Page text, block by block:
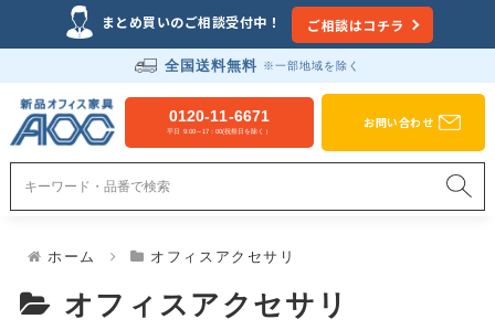
まとめ買いのご相談受付中！ ご相談はコチラ
全国送料無料 ※一部地域を除く
0120-11-6671
平日 9:00～17：00(祝祭日を除く）
お問い合わせ
Just another WordPress site
新品オフィス家具のAOC
ホーム オフィスアクセサリ
オフィスアクセサリ